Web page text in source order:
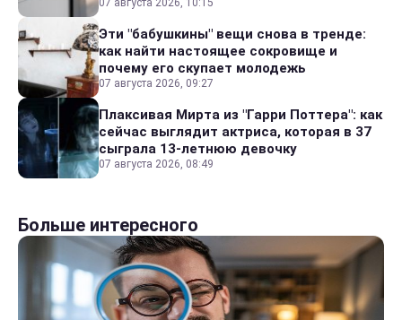
Эти "бабушкины" вещи снова в тренде:
как найти настоящее сокровище и
почему его скупает молодежь
07 августа 2026, 09:27
Плаксивая Мирта из "Гарри Поттера": как
сейчас выглядит актриса, которая в 37
сыграла 13-летнюю девочку
07 августа 2026, 08:49
Больше интересного